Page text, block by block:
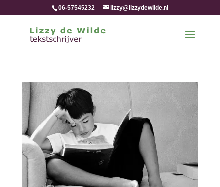
06-57545232 lizzy@lizzydewilde.nl